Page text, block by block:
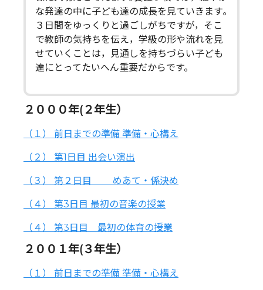
な発達の中に子ども達の成長を見ていきます｡
３日間をゆっくりと過ごしがちですが，そこ
で教師の気持ちを伝え，学級の形や流れを見
せていくことは，見通しを持ちづらい子ども
達にとってたいへん重要だからです。
２０００年(２年生）
（１） 前日までの準備 準備・心構え
（２） 第1日目 出会い演出
（３） 第２日目 めあて・係決め
（４） 第3日目 最初の音楽の授業
（４） 第3日目 最初の体育の授業
２００１年(３年生）
（１） 前日までの準備 準備・心構え